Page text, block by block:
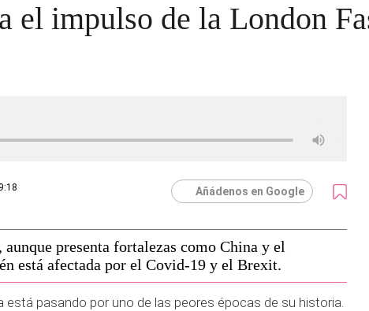
el impulso de la London
Añádenos en Google
presenta fortalezas como China y el
está afectada por el Covid-19 y el Brexit.
está pasando por uno de las peores épocas de su historia.